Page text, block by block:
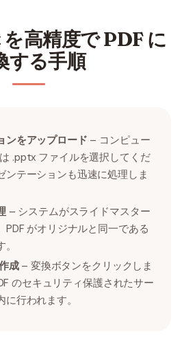
高精度で PDF に
する手順
ンをアップロード – コンピュー
.pptx ファイルを選択してくだ
ンテーションも迅速に処理しま
– システムがスライドマスター
PDF がオリジナルと同一である
成– 変換ボタンをクリックしま
のセキュリティ保護されたサー
行われます。